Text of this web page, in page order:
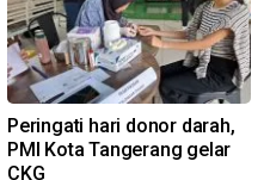
Peringati hari donor darah,
PMI Kota Tangerang gelar
CKG